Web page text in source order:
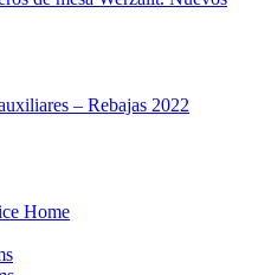
– Rebajas 2022
Home